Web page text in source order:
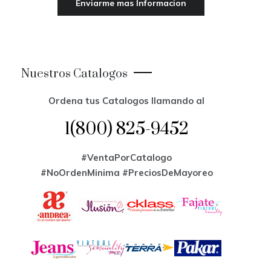
Nuestros Catalogos
Ordena tus Catalogos llamando al
1(800) 825-9452
#VentaPorCatalogo
#NoOrdenMinima #PreciosDeMayoreo